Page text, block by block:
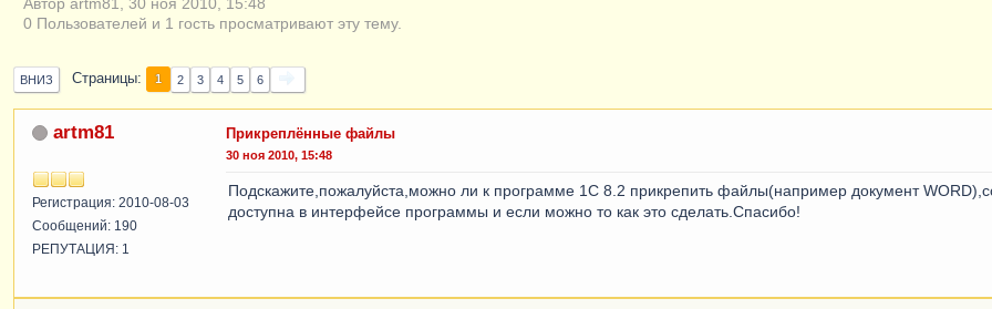
0 Пользователей и 1 гость просматривают эту тему.
ВНИЗ Страницы 1 2 3 4 5 6
artm81
Регистрация: 2010-08-03
Сообщений: 190
РЕПУТАЦИЯ: 1
Прикреплённые файлы
30 ноя 2010, 15:48
Подскажите,пожалуйста,можно ли к программе 1С 8.2 прикрепить файлы(например документ
доступна в интерфейсе программы и если можно то как это сделать.Спасибо!